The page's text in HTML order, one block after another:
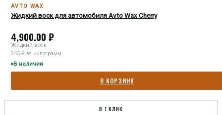
AVTO WAX
Жидкий воск для автомобиля Avto Wax Cherry
4,900.00 ₽
Жидкий воск
245 ₽ за килограмм
В наличии
В КОРЗИНУ
В 1 КЛИК